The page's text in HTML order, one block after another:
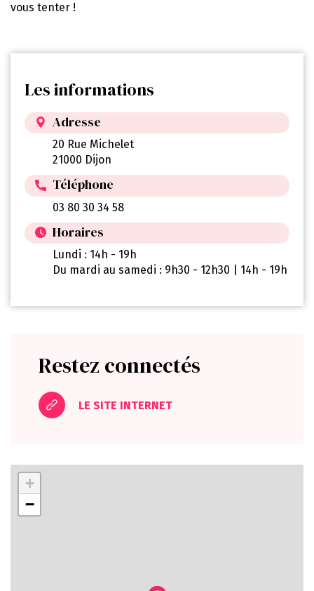
vous tenter !
Les informations
Adresse
20 Rue Michelet
21000 Dijon
Téléphone
03 80 30 34 58
Horaires
Lundi : 14h - 19h
Du mardi au samedi : 9h30 - 12h30 | 14h - 19h
Restez connectés
LE SITE INTERNET
+
−